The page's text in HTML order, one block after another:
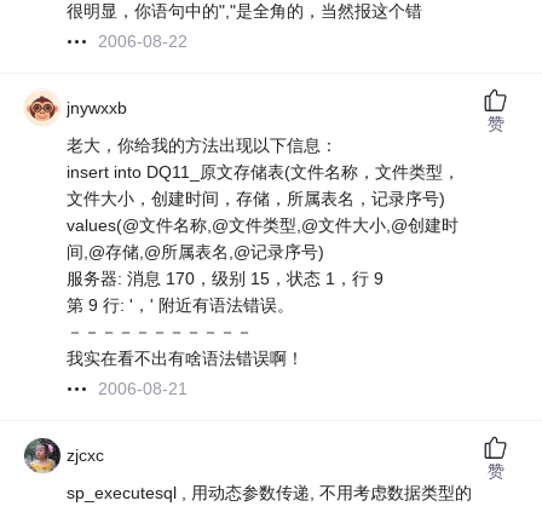
很明显，你语句中的","是全角的，当然报这个错
2006-08-22
jnywxxb
老大，你给我的方法出现以下信息：
insert into DQ11_原文存储表(文件名称，文件类型，
文件大小，创建时间，存储，所属表名，记录序号)
values(@文件名称,@文件类型,@文件大小,@创建时
间,@存储,@所属表名,@记录序号)
服务器: 消息 170，级别 15，状态 1，行 9
第 9 行: '，' 附近有语法错误。
－－－－－－－－－－－
我实在看不出有啥语法错误啊！
2006-08-21
赞
zjcxc
sp_executesql , 用动态参数传递, 不用考虑数据类型的
赞